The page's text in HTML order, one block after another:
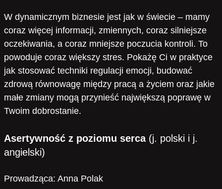
W dynamicznym biznesie jest jak w świecie – mamy
coraz więcej informacji, zmiennych, coraz silniejsze
oczekiwania, a coraz mniejsze poczucia kontroli. To
powoduje coraz większy stres. Pokażę Ci w praktyce
jak stosować techniki regulacji emocji, budować
zdrową równowagę między pracą a życiem oraz jakie
małe zmiany mogą przynieść największą poprawę w
Twoim dobrostanie.
Asertywność z poziomu serca (j. polski i j.
angielski)
Prowadząca: Anna Polak